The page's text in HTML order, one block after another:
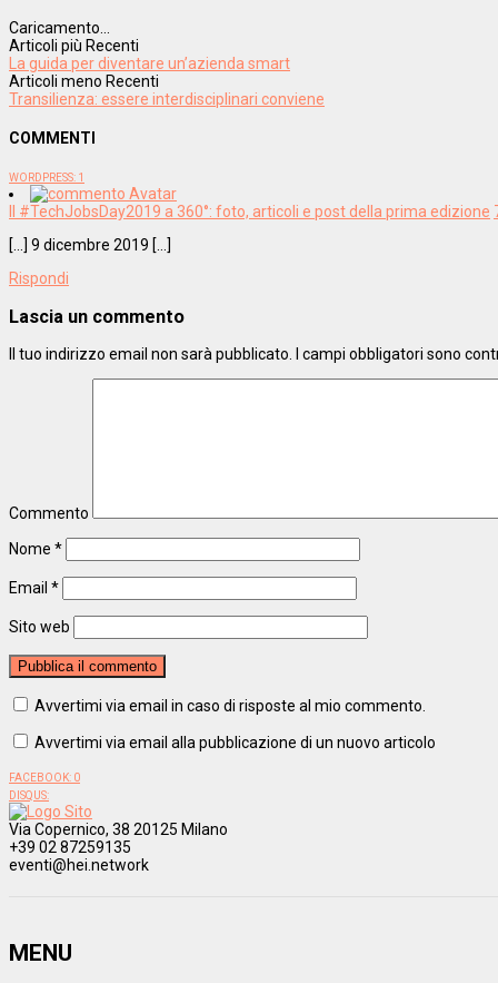
Caricamento...
Articoli più Recenti
La guida per diventare un’azienda smart
Articoli meno Recenti
Transilienza: essere interdisciplinari conviene
COMMENTI
WORDPRESS: 1
Il #TechJobsDay2019 a 360°: foto, articoli e post della prima edizione
[…] 9 dicembre 2019 […]
Rispondi
Lascia un commento
Il tuo indirizzo email non sarà pubblicato. I campi obbligatori sono
Commento
Nome *
Email *
Sito web
Avvertimi via email in caso di risposte al mio commento.
Avvertimi via email alla pubblicazione di un nuovo articolo
FACEBOOK: 0
DISQUS:
Via Copernico, 38 20125 Milano
+39 02 87259135
eventi@hei.network
MENU